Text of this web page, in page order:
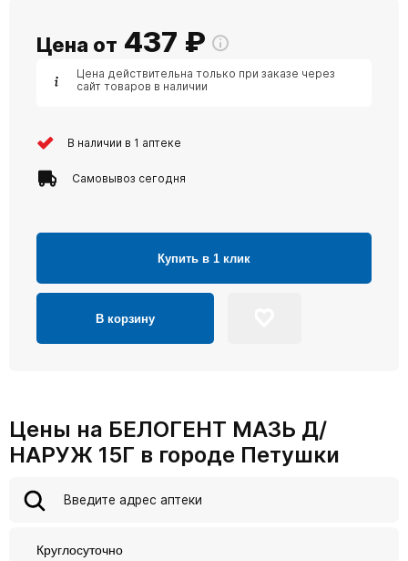
Цена от 437 ₽
Цена действительна только при заказе через
сайт товаров в наличии
В наличии в 1 аптеке
Самовывоз сегодня
Купить в 1 клик
В корзину
Цены на БЕЛОГЕНТ МАЗЬ Д/
НАРУЖ 15Г в городе Петушки
Круглосуточно